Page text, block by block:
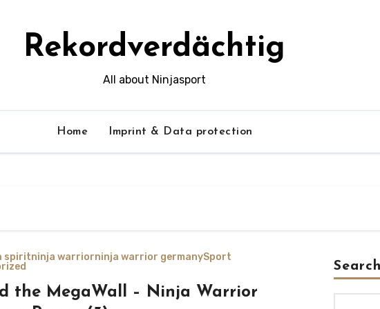
Rekordverdächtig
All about Ninjasport
Home Imprint & Data protection
spiritninja warriorninja warrior germanySport
the MegaWall – Ninja Warrior
Search